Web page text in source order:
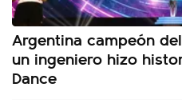
Argentina campeón
un ingeniero hizo
Dance